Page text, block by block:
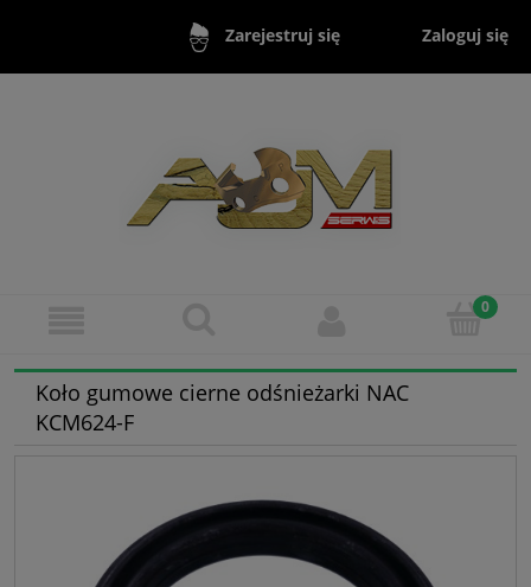
Zarejestruj się Zaloguj się
Koło gumowe cierne odśnieżarki NAC
KCM624-F